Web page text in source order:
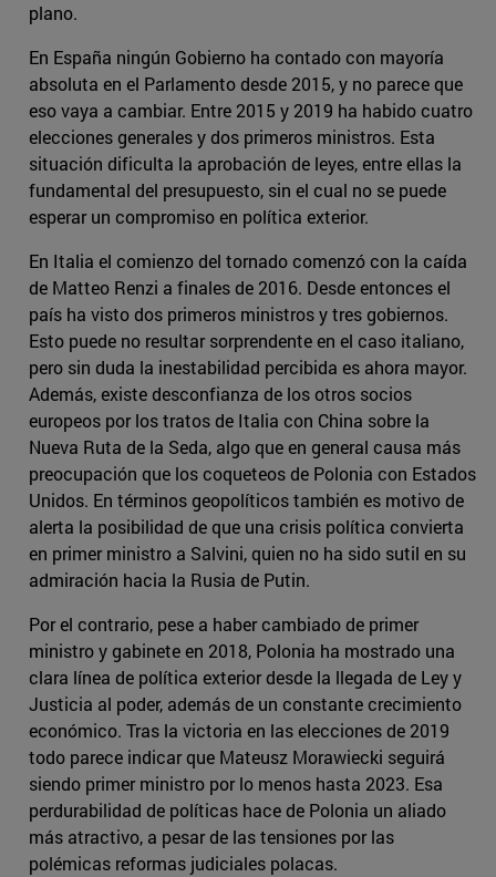
plano.
En España ningún Gobierno ha contado con mayoría
absoluta en el Parlamento desde 2015, y no parece que
eso vaya a cambiar. Entre 2015 y 2019 ha habido cuatro
elecciones generales y dos primeros ministros. Esta
situación dificulta la aprobación de leyes, entre ellas la
fundamental del presupuesto, sin el cual no se puede
esperar un compromiso en política exterior.
En Italia el comienzo del tornado comenzó con la caída
de Matteo Renzi a finales de 2016. Desde entonces el
país ha visto dos primeros ministros y tres gobiernos.
Esto puede no resultar sorprendente en el caso italiano,
pero sin duda la inestabilidad percibida es ahora mayor.
Además, existe desconfianza de los otros socios
europeos por los tratos de Italia con China sobre la
Nueva Ruta de la Seda, algo que en general causa más
preocupación que los coqueteos de Polonia con Estados
Unidos. En términos geopolíticos también es motivo de
alerta la posibilidad de que una crisis política convierta
en primer ministro a Salvini, quien no ha sido sutil en su
admiración hacia la Rusia de Putin.
Por el contrario, pese a haber cambiado de primer
ministro y gabinete en 2018, Polonia ha mostrado una
clara línea de política exterior desde la llegada de Ley y
Justicia al poder, además de un constante crecimiento
económico. Tras la victoria en las elecciones de 2019
todo parece indicar que Mateusz Morawiecki seguirá
siendo primer ministro por lo menos hasta 2023. Esa
perdurabilidad de políticas hace de Polonia un aliado
más atractivo, a pesar de las tensiones por las
polémicas reformas judiciales polacas.